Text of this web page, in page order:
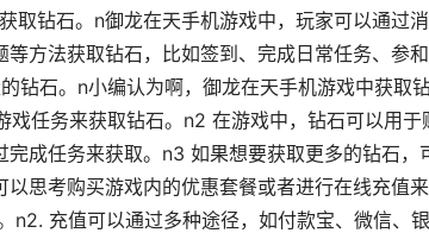
取钻石。n御龙在天手机游戏中，玩家可以通过
方法获取钻石，比如签到、完成日常任务、参
钻石。n小编认为啊，御龙在天手机游戏中获取
任务来获取钻石。n2 在游戏中，钻石可以用于
成任务来获取。n3 如果想要获取更多的钻石，
思考购买游戏内的优惠套餐或者进行在线充值
n2. 充值可以通过多种途径，如付款宝、微信、银